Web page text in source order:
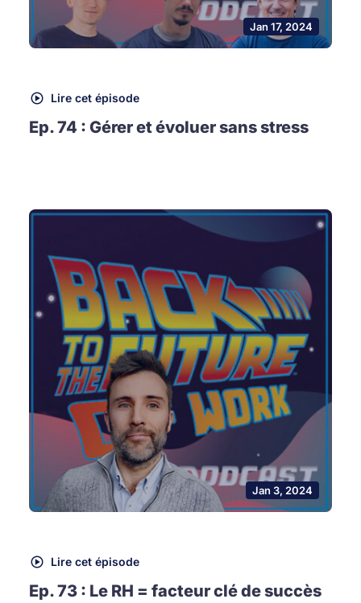
Jan 17, 2024
Lire cet épisode
Ep. 74 : Gérer et évoluer sans stress
Jan 3, 2024
Lire cet épisode
Ep. 73 : Le RH = facteur clé de succès